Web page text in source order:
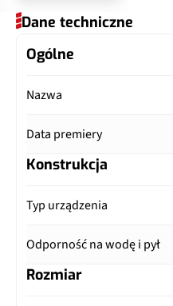
Dane techniczne
Ogólne
Nazwa
Data premiery
Konstrukcja
Typ urządzenia
Odporność na wodę i pył
Rozmiar